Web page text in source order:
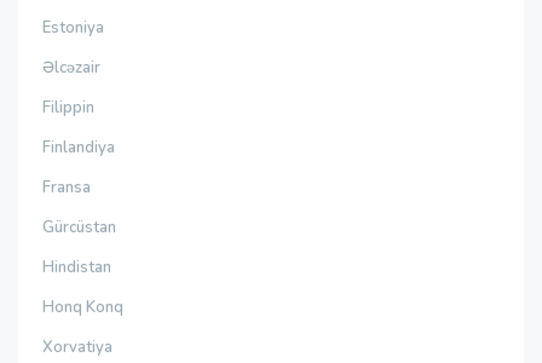
Estoniya
Əlcəzair
Filippin
Finlandiya
Fransa
Gürcüstan
Hindistan
Honq Konq
Xorvatiya